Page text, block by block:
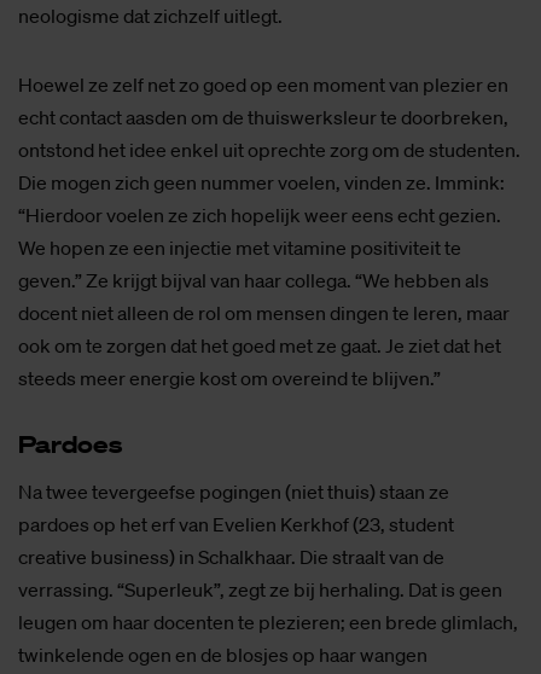
neologisme dat zichzelf uitlegt.
Hoewel ze zelf net zo goed op een moment van plezier en
echt contact aasden om de thuiswerksleur te doorbreken,
ontstond het idee enkel uit oprechte zorg om de studenten.
Die mogen zich geen nummer voelen, vinden ze. Immink:
“Hierdoor voelen ze zich hopelijk weer eens echt gezien.
We hopen ze een injectie met vitamine positiviteit te
geven.” Ze krijgt bijval van haar collega. “We hebben als
docent niet alleen de rol om mensen dingen te leren, maar
ook om te zorgen dat het goed met ze gaat. Je ziet dat het
steeds meer energie kost om overeind te blijven.”
Par­does
Na twee tevergeefse pogingen (niet thuis) staan ze
pardoes op het erf van Evelien Kerkhof (23, student
creative business) in Schalkhaar. Die straalt van de
verrassing. “Superleuk”, zegt ze bij herhaling. Dat is geen
leugen om haar docenten te plezieren; een brede glimlach,
twinkelende ogen en de blosjes op haar wangen